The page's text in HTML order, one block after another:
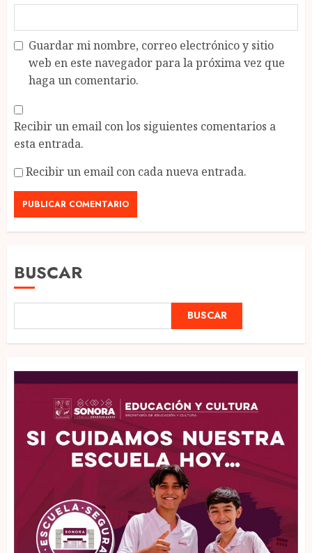
Guardar mi nombre, correo electrónico y sitio
web en este navegador para la próxima vez que
haga un comentario.
Recibir un email con los siguientes comentarios a
esta entrada.
Recibir un email con cada nueva entrada.
BUSCAR
BUSCAR